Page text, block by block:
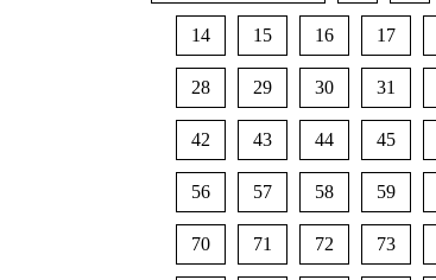
14 15 16 17
28 29 30 31
42 43 44 45
56 57 58 59
70 71 72 73